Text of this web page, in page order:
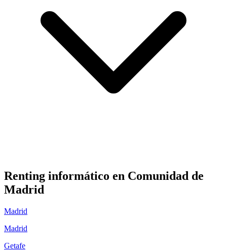
Renting informático en Comunidad de
Madrid
Madrid
Madrid
Getafe